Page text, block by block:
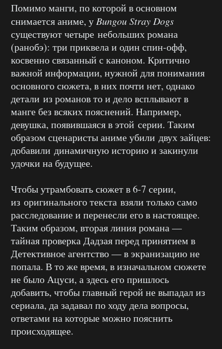
Помимо манги, по которой в основном
снимается аниме, у Bungou Stray Dogs
существуют четыре небольших романа
(ранобэ): три приквела и один спин-офф,
косвенно связанный с каноном. Критично
важной информации, нужной для понимания
основного сюжета, в них почти нет, однако
детали из романов то и дело всплывают в
манге без всяких пояснений. Например,
девушка, появившаяся в этой серии. Таким
образом сценаристы аниме убили двух зайцев:
добавили динамичную историю и закинули
удочки на будущее.
Чтобы утрамбовать сюжет в 6-7 серии,
из оригинального текста взяли только само
расследование и перенесли его в настоящее.
Таким образом, вторая линия романа —
тайная проверка Дадзая перед принятием в
Детективное агентство — в экранизацию не
попала. В то же время, в изначальном сюжете
не было Ацуси, а здесь его пришлось
добавить, чтобы главный герой не выпадал из
сериала, да задавал по ходу дела вопросы,
ответами на которые можно пояснить
происходящее.